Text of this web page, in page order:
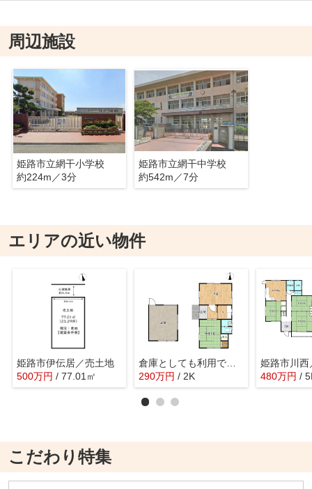
周辺施設
姫路市立網干小学校
約224m／3分
姫路市立網干中学校
約542m／7分
エリアの近い物件
姫路市伊伝居／売土地
500万円 / 77.01㎡
倉庫としても利用できる店舗付中古住宅／姫路市相野
290万円 / 2K
姫路市川西
480万円 /
こだわり特集